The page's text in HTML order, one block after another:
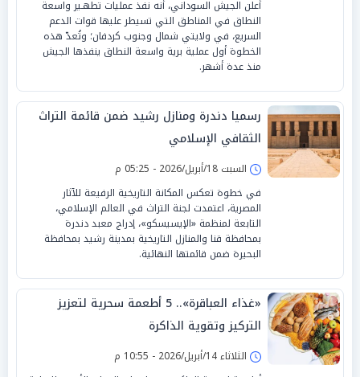
أعلن الجيش السوداني، أنه نفذ عمليات تطهـير واسعة
النطاق في المناطق التي تسيطر عليها قوات الدعم
السريع، في ولايتي شمال وجنوب كردفان؛ وتُعدّ هذه
الخطوة أول عملية برية واسعة النطاق ينفذها الجيش
منذ عدة أشهر.
رسميا دندرة ومنازل رشيد ضمن قائمة التراث
الثقافي الإسلامي
السبت 18/أبريل/2026 - 05:25 م
في خطوة تعكس المكانة التاريخية الرفيعة للآثار
المصرية، اعتمدت لجنة التراث في العالم الإسلامي،
التابعة لمنظمة «الإيسيسكو»، إدراج معبد دندرة
بمحافظة قنا والمنازل التاريخية بمدينة رشيد بمحافظة
البحيرة ضمن قائمتها النهائية.
«غذاء العباقرة».. 5 أطعمة سحرية لتعزيز
التركيز وتقوية الذاكرة
الثلاثاء 14/أبريل/2026 - 10:55 م